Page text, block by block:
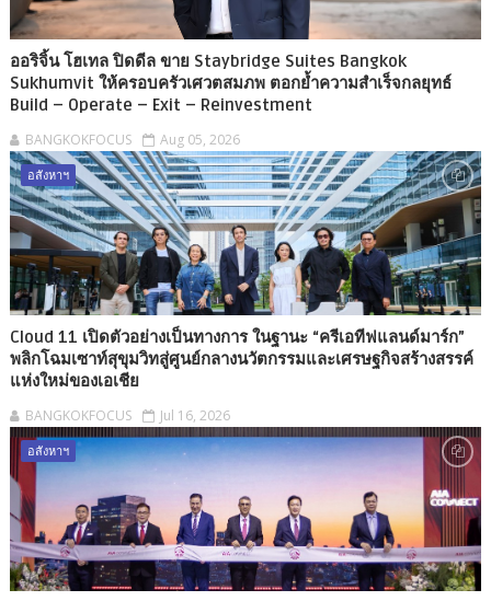
ออริจิ้น โฮเทล ปิดดีล ขาย Staybridge Suites Bangkok
Sukhumvit ให้ครอบครัวเศวตสมภพ ตอกย้ำความสำเร็จกลยุทธ์
Build – Operate – Exit – Reinvestment
BANGKOKFOCUS Aug 05, 2026
อสังหาฯ
Cloud 11 เปิดตัวอย่างเป็นทางการ ในฐานะ “ครีเอทีฟแลนด์มาร์ก”
พลิกโฉมเซาท์สุขุมวิทสู่ศูนย์กลางนวัตกรรมและเศรษฐกิจสร้างสรรค์
แห่งใหม่ของเอเชีย
BANGKOKFOCUS Jul 16, 2026
อสังหาฯ